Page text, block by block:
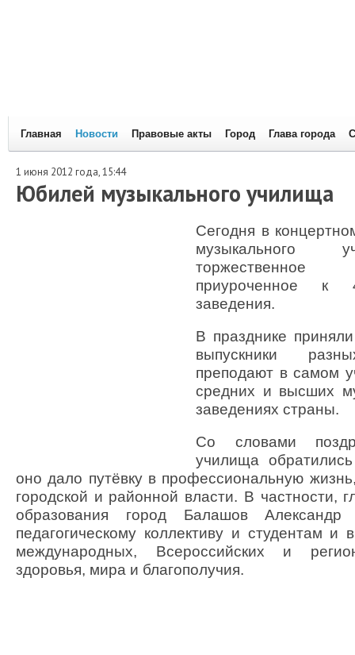
Главная Новости Правовые акты Город Глава города
1 июня 2012 года, 15:44
Юбилей музыкального училища
Сегодня в
музыкального
приуроченное к
заведения.
В празднике
выпускники
преподают в самом
средних и высших
заведениях страны.
Со словами
училища
оно дало путёвку в профессиональную
городской и районной власти. В частности,
образования город Балашов
педагогическому коллективу и студентам
международных, Всероссийских и
здоровья, мира и благополучия.